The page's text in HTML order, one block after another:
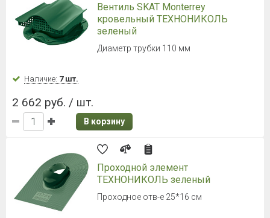
Вентиль SKAT Monterrey
кровельный ТЕХНОНИКОЛЬ
зеленый
Диаметр трубки 110 мм
Наличие: 7 шт.
2 662 руб. / шт.
В корзину
Проходной элемент
ТЕХНОНИКОЛЬ зеленый
Проходное отв-е 25*16 см